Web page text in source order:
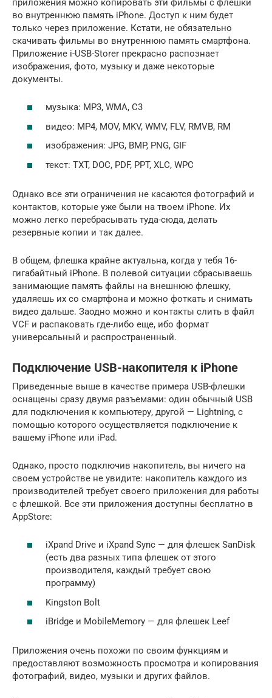
во внутреннюю память iPhone. Доступ к ним будет
только через приложение. Кстати, не обязательно
скачивать фильмы во внутреннюю память смартфона.
Приложение i-USB-Storer прекрасно распознает
изображения, фото, музыку и даже некоторые
документы.
музыка: MP3, WMA, C3
видео: MP4, MOV, MKV, WMV, FLV, RMVB, RM
изображения: JPG, BMP, PNG, GIF
текст: TXT, DOC, PDF, PPT, XLC, WPC
Однако все эти ограничения не касаются фотографий и
контактов, которые уже были на твоем iPhone. Их
можно легко перебрасывать туда-сюда, делать
резервные копии и так далее.
В общем, флешка крайне актуальна, когда у тебя 16-
гигабайтный iPhone. В полевой ситуации сбрасываешь
занимающие память файлы на внешнюю флешку,
удаляешь их со смартфона и можно фоткать и снимать
видео дальше. Заодно можно и контакты слить в файл
VCF и распаковать где-либо еще, ибо формат
универсальный и распространенный.
Подключение USB-накопителя к iPhone
Приведенные выше в качестве примера USB-флешки
оснащены сразу двумя разъемами: один обычный USB
для подключения к компьютеру, другой — Lightning, с
помощью которого осуществляется подключение к
вашему iPhone или iPad.
Однако, просто подключив накопитель, вы ничего на
своем устройстве не увидите: накопитель каждого из
производителей требует своего приложения для работы
с флешкой. Все эти приложения доступны бесплатно в
AppStore:
iXpand Drive и iXpand Sync — для флешек SanDisk
(есть два разных типа флешек от этого
производителя, каждый требует свою
программу)
Kingston Bolt
iBridge и MobileMemory — для флешек Leef
Приложения очень похожи по своим функциям и
предоставляют возможность просмотра и копирования
фотографий, видео, музыки и других файлов.